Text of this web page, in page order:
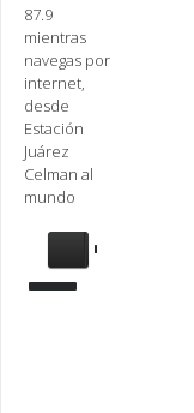
87.9
mientras
navegas por
internet,
desde
Estación
Juárez
Celman al
mundo